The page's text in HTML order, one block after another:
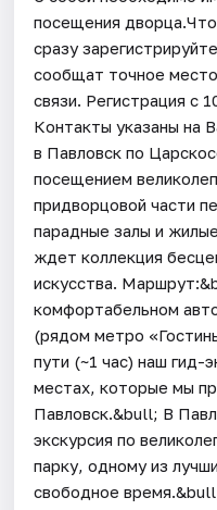
посещения
сразу
сообщат точное
связи. Регистрация с
Контакты указаны на
в Павловск по
посещением
придворцовой части
парадные залы и
ждет коллекция
искусства.
комфортабельном
(рядом метро
пути (~1 час) наш гид-
местах, которые мы
Павловск.&bull; В
экскурсия по
парку, одному из
свободное